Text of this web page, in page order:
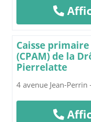
Caisse
(CPAM) de la
Pierrelatte
4 avenue Jean-